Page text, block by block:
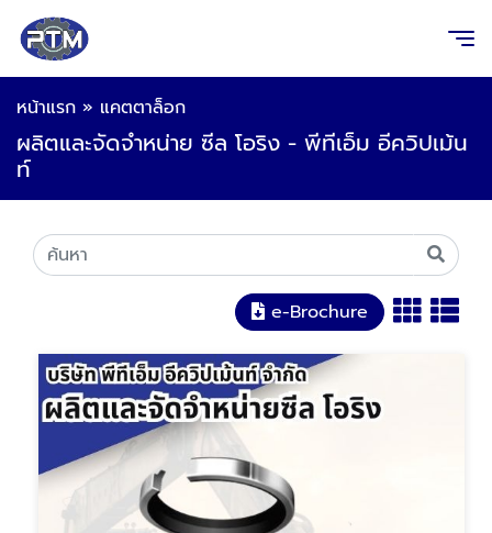
หน้าแรก » แคตตาล็อก
ผลิตและจัดจำหน่าย ซีล โอริง - พีทีเอ็ม อีควิปเม้น
ท์
e-Brochure